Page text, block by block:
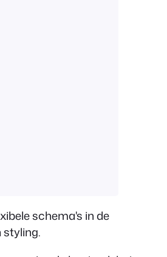
schema's in de
styling.